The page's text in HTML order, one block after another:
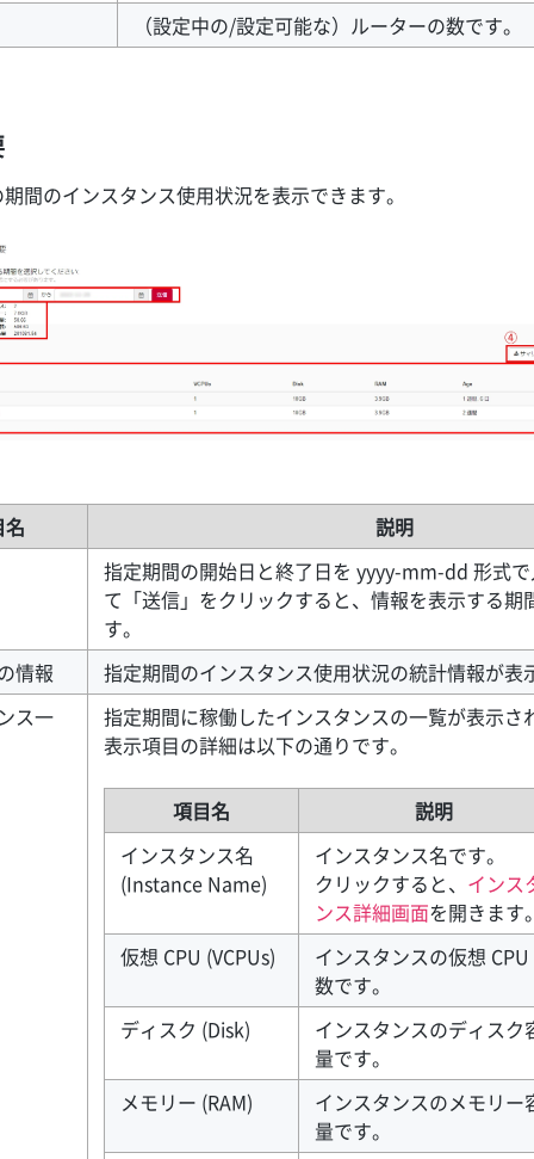
（設定中の/設定可能な）ルーターの数です。
間のインスタンス使用状況を表示できます。
説明
指定期間の開始日と終了日を yyyy-mm-dd 形式
て「送信」をクリックすると、情報を表示する期
す。
情報
指定期間のインスタンス使用状況の統計情報が表
ス一
指定期間に稼働したインスタンスの一覧が表示さ
表示項目の詳細は以下の通りです。
項目名
説明
インスタンス名
(Instance Name)
インスタンス名です。
クリックすると、 インス
ンス詳細画面を開きます
仮想 CPU (VCPUs)
インスタンスの仮想 CPU
数です。
ディスク (Disk)
インスタンスのディスク
量です。
メモリー (RAM)
インスタンスのメモリー
量です。